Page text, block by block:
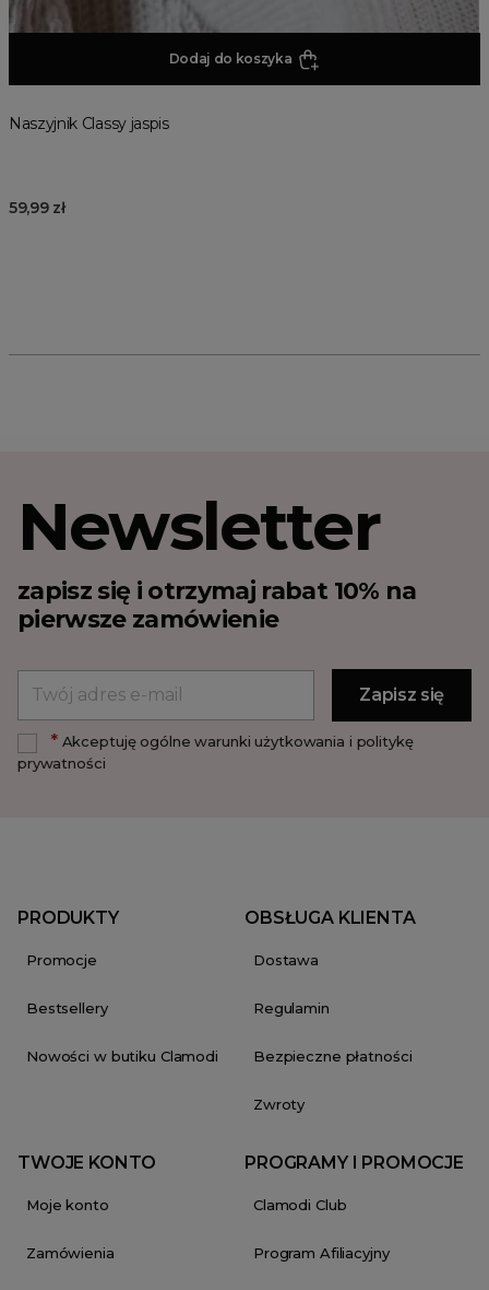
Dodaj do koszyka
Naszyjnik Classy jaspis
59,99 zł
Newsletter
zapisz się i otrzymaj rabat 10% na
pierwsze zamówienie
*Akceptuję ogólne warunki użytkowania i politykę
prywatności
PRODUKTY
Promocje
Bestsellery
Nowości w butiku Clamodi
OBSŁUGA KLIENTA
Dostawa
Regulamin
Bezpieczne płatności
Zwroty
TWOJE KONTO
Moje konto
Zamówienia
PROGRAMY I PROMOCJE
Clamodi Club
Program Afiliacyjny